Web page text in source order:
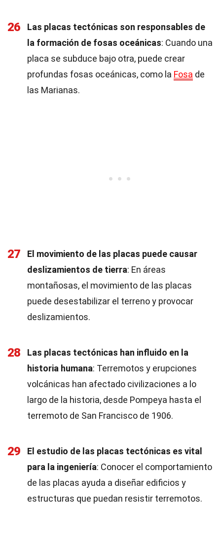
26
Las placas tectónicas son responsables de
la formación de fosas oceánicas: Cuando una
placa se subduce bajo otra, puede crear
profundas fosas oceánicas, como la Fosa de
las Marianas.
27
El movimiento de las placas puede causar
deslizamientos de tierra: En áreas
montañosas, el movimiento de las placas
puede desestabilizar el terreno y provocar
deslizamientos.
28
Las placas tectónicas han influido en la
historia humana: Terremotos y erupciones
volcánicas han afectado civilizaciones a lo
largo de la historia, desde Pompeya hasta el
terremoto de San Francisco de 1906.
29
El estudio de las placas tectónicas es vital
para la ingeniería: Conocer el comportamiento
de las placas ayuda a diseñar edificios y
estructuras que puedan resistir terremotos.